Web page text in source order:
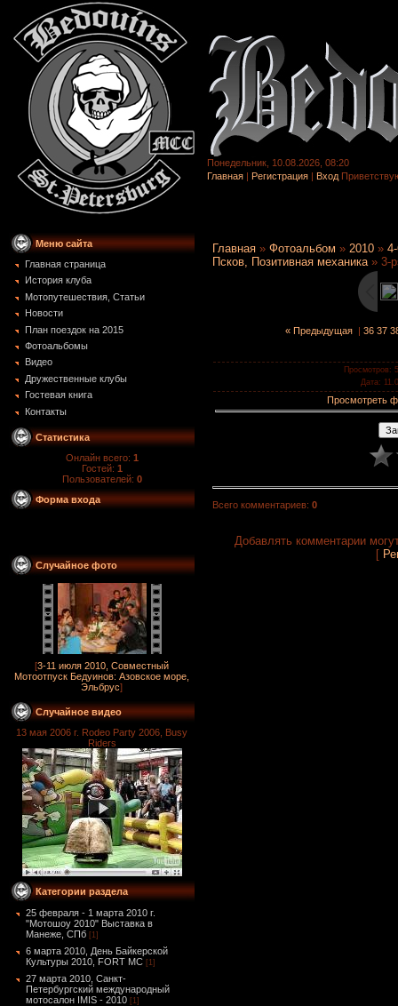
Понедельник, 10.08.2026, 08:20
Главная | Регистрация | Вход
Меню сайта
Главная страница
История клуба
Мотопутешествия, Статьи
Новости
План поездок на 2015
Фотоальбомы
Видео
Дружественные клубы
Гостевая книга
Контакты
Статистика
Онлайн всего: 1
Гостей: 1
Пользователей: 0
Форма входа
Случайное фото
[3-11 июля 2010, Совместный
Мотоотпуск Бедуинов: Азовское море,
Эльбрус]
Случайное видео
13 мая 2006 г. Rodeo Party 2006, Busy
Riders
Категории раздела
25 февраля - 1 марта 2010 г.
"Мотошоу 2010" Выставка в
Манеже, СПб [1]
6 марта 2010, День Байкерской
Культуры 2010, FORT MC [1]
27 марта 2010, Санкт-
Петербургский международный
мотосалон IMIS - 2010 [1]
Главная » Фотоальбом » 2010 »
Псков, Позитивная механика» 3-
« Предыдущая| 36 37
Просмотров:
Дата:
Просмотреть
Всего комментариев: 0
Добавлять комментарии
[